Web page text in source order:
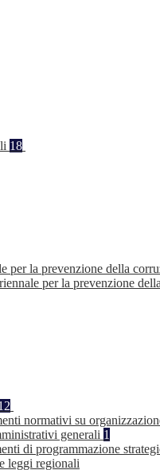
18
per la prevenzione della
per la prevenzione
normativi su
generali 1
di programmazione
leggi regionali